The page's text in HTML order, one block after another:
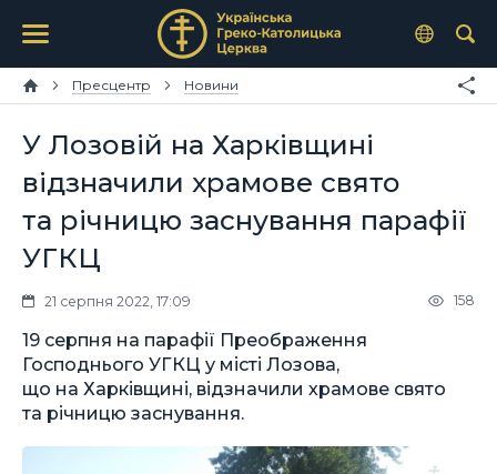
Пресцентр Новини
У Лозовій на Харківщині
відзначили храмове свято
та річницю заснування парафії
УГКЦ
21 серпня 2022, 17:09 158
19 серпня на парафії Преображення
Господнього УГКЦ у місті Лозова,
що на Харківщині, відзначили храмове свято
та річницю заснування.